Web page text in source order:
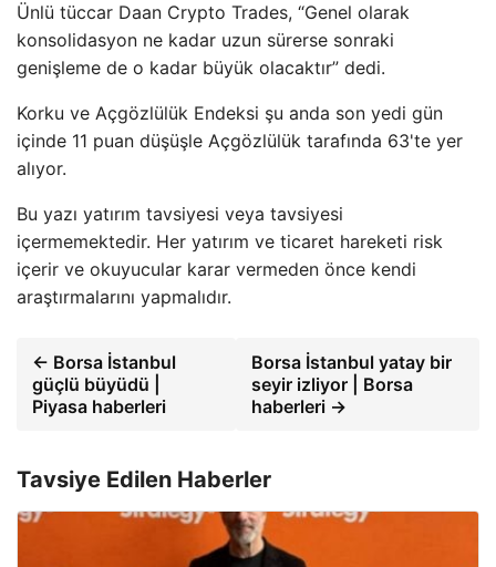
Ünlü tüccar Daan Crypto Trades, “Genel olarak
konsolidasyon ne kadar uzun sürerse sonraki
genişleme de o kadar büyük olacaktır” dedi.
Korku ve Açgözlülük Endeksi şu anda son yedi gün
içinde 11 puan düşüşle Açgözlülük tarafında 63'te yer
alıyor.
Bu yazı yatırım tavsiyesi veya tavsiyesi
içermemektedir. Her yatırım ve ticaret hareketi risk
içerir ve okuyucular karar vermeden önce kendi
araştırmalarını yapmalıdır.
← Borsa İstanbul
güçlü büyüdü |
Piyasa haberleri
Borsa İstanbul yatay bir
seyir izliyor | Borsa
haberleri →
Tavsiye Edilen Haberler